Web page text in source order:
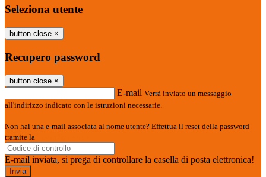
Seleziona utente
button close ×
Recupero password
button close ×
E-mail Verrà inviato un messaggio
all'indirizzo indicato con le istruzioni necessarie.
Non hai una e-mail associata al nome utente? Effettua il reset della password
tramite la
E-mail inviata, si prega di controllare la casella di posta elettronica!